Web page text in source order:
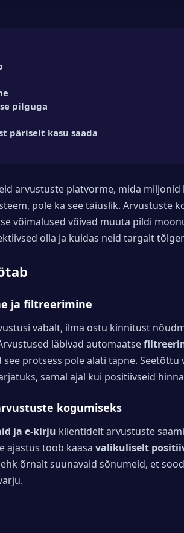
pilguga
päriselt kasu saada
arvustuste platvorme, mida miljonid
pole ka see täiuslik. Arvustuste
võimalused võivad muuta pildi
olla ja kuidas neid targalt
ja filtreerimine
vabalt, ilma ostu kinnitust
läbivad automaatse
protsess pole alati täpne.
samal ajal kui positiivseid
kogumiseks
ja e-kirju klientidelt arvustuste
ajastus toob kaasa valikuliselt
õrnalt suunavaid sõnumeid, et